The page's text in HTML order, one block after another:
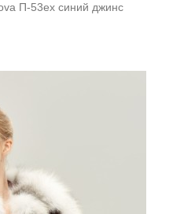
П-53ех синий джинс